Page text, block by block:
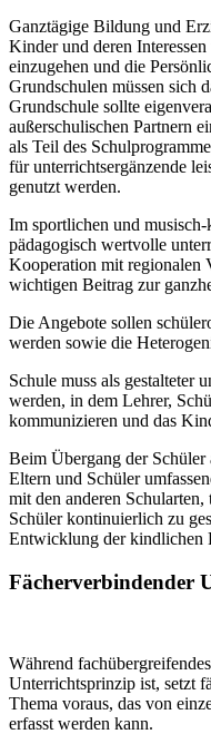
Ganztägige Bildung und
Kinder und deren
einzugehen und die
Grundschulen müssen sich
Grundschule sollte
außerschulischen Partnern
als Teil des
für unterrichtsergänzende
genutzt werden.
Im sportlichen und
pädagogisch wertvolle
Kooperation mit regionalen
wichtigen Beitrag zur
Die Angebote sollen
werden sowie die
Schule muss als gestalteter
werden, in dem Lehrer,
kommunizieren und das
Beim Übergang der
Eltern und Schüler
mit den anderen
Schüler kontinuierlich zu
Entwicklung der kindlichen
Fächerverbindender
Während
Unterrichtsprinzip ist, setzt
Thema voraus, das von
erfasst werden kann.